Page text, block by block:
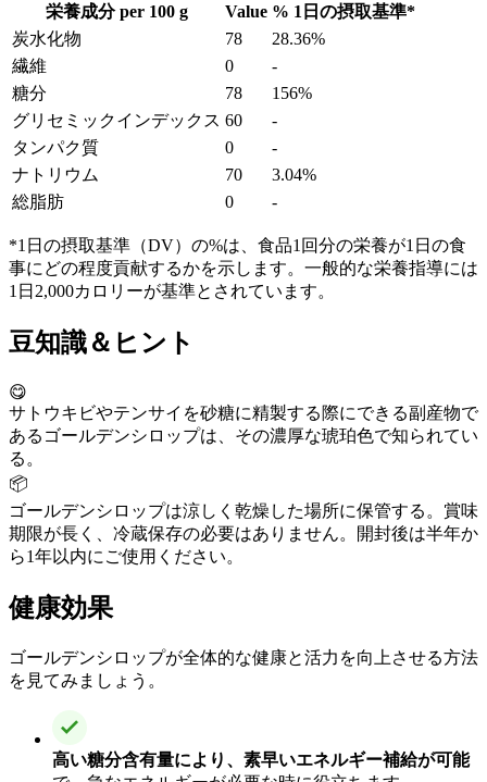
栄養成分 per 100 g Value % 1日の摂取基準*
炭水化物
78
28.36%
繊維
0
-
糖分
78
156%
グリセミックインデックス 60
-
タンパク質
0
-
ナトリウム
70
3.04%
総脂肪
0 -
*1日の摂取基準（DV）の%は、食品1回分の栄養が1日の食
事にどの程度貢献するかを示します。一般的な栄養指導には
1日2,000カロリーが基準とされています。
豆知識＆ヒント
😋
サトウキビやテンサイを砂糖に精製する際にできる副産物で
あるゴールデンシロップは、その濃厚な琥珀色で知られてい
る。
📦
ゴールデンシロップは涼しく乾燥した場所に保管する。賞味
期限が長く、冷蔵保存の必要はありません。開封後は半年か
ら1年以内にご使用ください。
健康効果
ゴールデンシロップが全体的な健康と活力を向上させる方法
を見てみましょう。
高い糖分含有量により、素早いエネルギー補給が可能